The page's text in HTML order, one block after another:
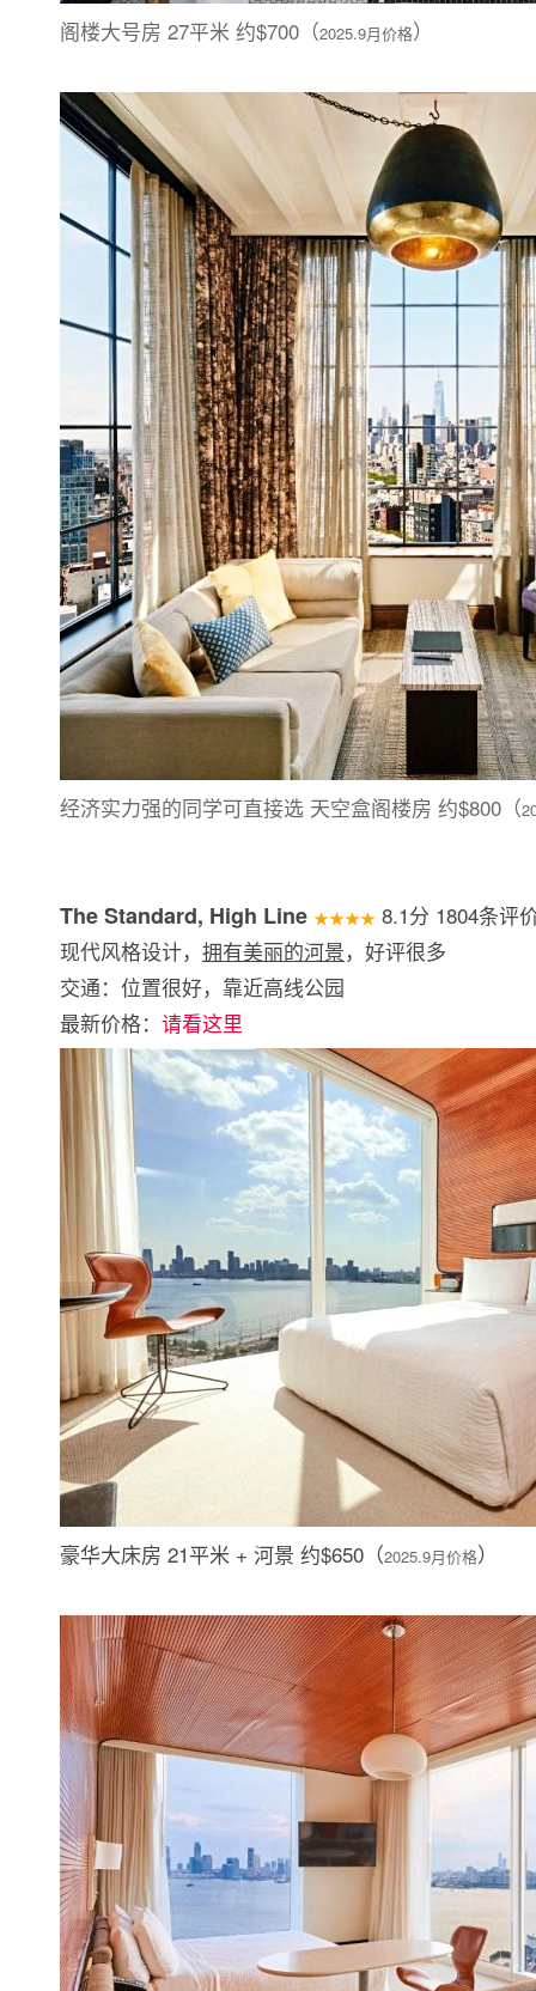
阁楼大号房 27平米 约$700（2025.9月价格）
经济实力强的同学可直接选 天空盒阁楼房 约$800（
The Standard, High Line ★★★★ 8.1分 1804条评
现代风格设计， 拥有美丽的河景，好评很多
交通：位置很好，靠近高线公园
最新价格： 请看这里
豪华大床房 21平米 + 河景 约$650（2025.9月价格）